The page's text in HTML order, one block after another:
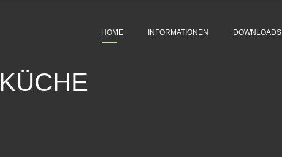
HOME INFORMATIONEN DOWNLOADS
KÜCHE